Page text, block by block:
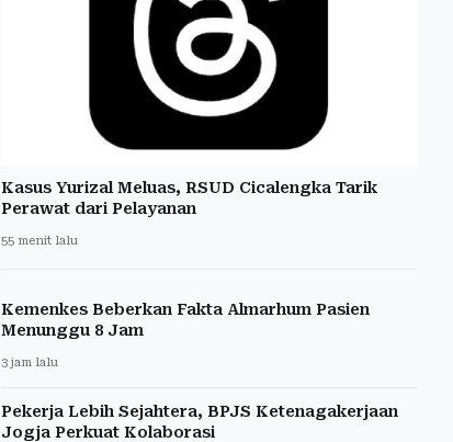
Kasus Yurizal Meluas, RSUD Cicalengka Tarik
Perawat dari Pelayanan
55 menit lalu
Kemenkes Beberkan Fakta Almarhum Pasien
Menunggu 8 Jam
3 jam lalu
Pekerja Lebih Sejahtera, BPJS Ketenagakerjaan
Jogja Perkuat Kolaborasi